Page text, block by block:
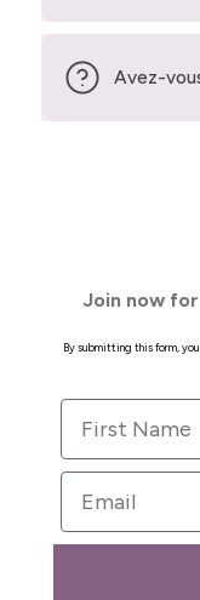
Avez-
Join now
By submitting this form,
First Name
Email